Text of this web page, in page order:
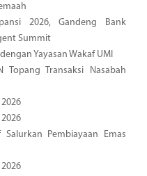
2026, Gandeng Bank
Summit
Yayasan Wakaf UMI
Transaksi Nasabah
Pembiayaan Emas